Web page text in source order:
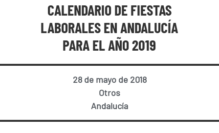
CALENDARIO DE FIESTAS
LABORALES EN ANDALUCÍA
PARA EL AÑO 2019
28 de mayo de 2018
Otros
Andalucía